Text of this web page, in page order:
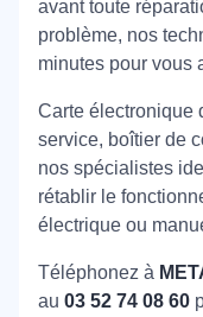
avant toute
problème, nos
minutes pour vous
Carte électronique
service, boîtier de
nos spécialistes
rétablir le
électrique ou
Téléphonez à
au 03 52 74 08 60